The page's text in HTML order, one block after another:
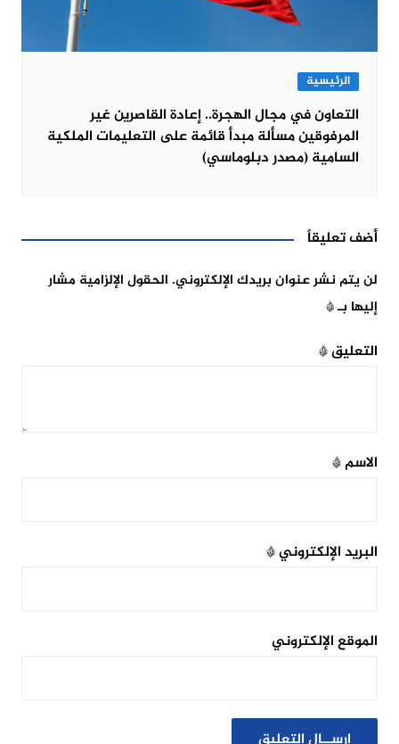
الرئيسية
التعاون في مجال الهجرة.. إعادة القاصرين غير
المرفوقين مسألة مبدأ قائمة على التعليمات الملكية
السامية (مصدر دبلوماسي)
أضف تعليقاً
لن يتم نشر عنوان بريدك الإلكتروني. الحقول الإلزامية مشار
إليها بـ*
التعليق*
الاسم*
البريد الإلكتروني*
الموقع الإلكتروني